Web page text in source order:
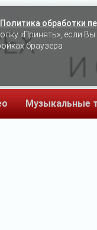
И
Музыкальные
Политика обработки
«Принять», если
браузера